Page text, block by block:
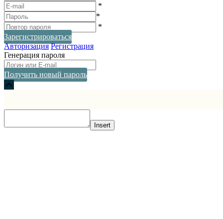
*
*
*
Зарегистрироваться
Авторизация Регистрация
Генерация пароля
Получить новый пароль
Прокрутка
Insert